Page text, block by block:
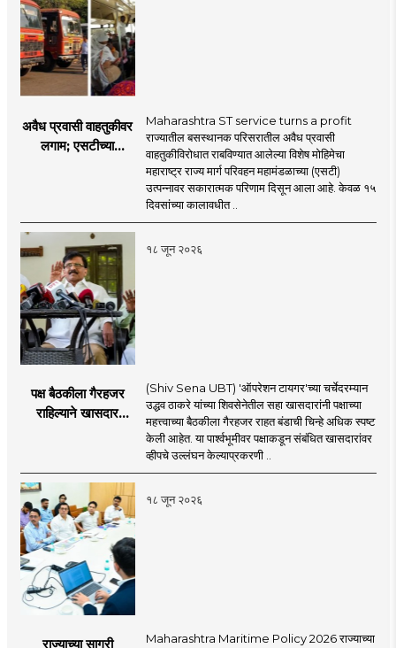
अवैध प्रवासी वाहतुकीवर
लगाम; एसटीच्या
Maharashtra ST service turns a profit
राज्यातील बसस्थानक परिसरातील अवैध प्रवासी
वाहतुकीविरोधात राबविण्यात आलेल्या विशेष मोहिमेचा
महाराष्ट्र राज्य मार्ग परिवहन महामंडळाच्या (एसटी)
उत्पन्नावर सकारात्मक परिणाम दिसून आला आहे. केवळ १५
दिवसांच्या कालावधीत ..
१८ जून २०२६
पक्ष बैठकीला गैरहजर
राहिल्याने खासदार
काय सांगतो?
(Shiv Sena UBT) 'ऑपरेशन टायगर'च्या चर्चेदरम्यान
उद्धव ठाकरे यांच्या शिवसेनेतील सहा खासदारांनी पक्षाच्या
महत्त्वाच्या बैठकीला गैरहजर राहत बंडाची चिन्हे अधिक स्पष्ट
केली आहेत. या पार्श्वभूमीवर पक्षाकडून संबंधित खासदारांवर
व्हीपचे उल्लंघन केल्याप्रकरणी ..
१८ जून २०२६
राज्याच्या सागरी
Maharashtra Maritime Policy 2026 राज्याच्या